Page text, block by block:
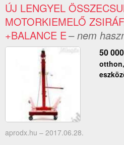
ÚJ LENGYEL
MOTORKIEMELŐ
+BALANCE E– nem
50 000
aprodx.hu – 2017.06.28.